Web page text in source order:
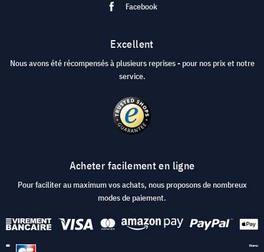
Facebook
Excellent
Nous avons été récompensés à plusieurs reprises - pour nos prix et notre
service.
Acheter facilement en ligne
Pour faciliter au maximum vos achats, nous proposons de nombreux
modes de paiement.